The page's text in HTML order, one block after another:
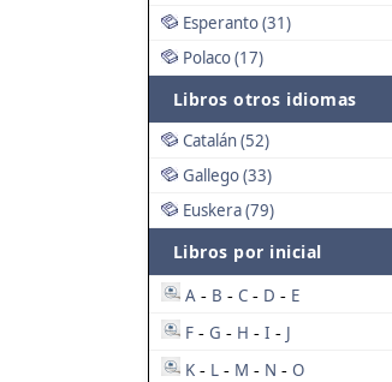
Esperanto (31)
Polaco (17)
Libros otros idiomas
Catalán (52)
Gallego (33)
Euskera (79)
Libros por inicial
A - B - C - D - E
F - G - H - I - J
K - L - M - N - O